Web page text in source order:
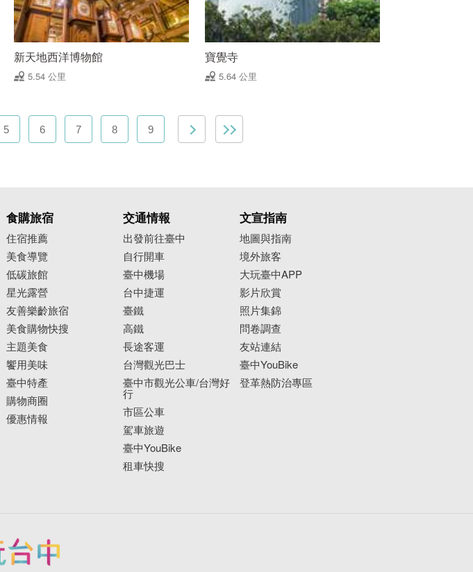
新天地西洋博物館
5.54 公里
寶覺寺
5.64 公里
5 6 7 8 9
食購旅宿
住宿推薦
美食導覽
低碳旅館
星光露營
友善樂齡旅宿
美食購物快搜
主題美食
饗用美味
臺中特產
購物商圈
優惠情報
交通情報
出發前往臺中
自行開車
臺中機場
台中捷運
臺鐵
高鐵
長途客運
台灣觀光巴士
臺中市觀光公車/台灣好
行
市區公車
駕車旅遊
臺中YouBike
租車快搜
文宣指南
地圖與指南
境外旅客
大玩臺中APP
影片欣賞
照片集錦
問卷調查
友站連結
臺中YouBike
登革熱防治專區